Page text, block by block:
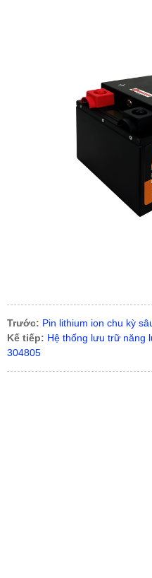
Trước: Pin lithium ion chu kỳ
Kế tiếp: Hệ thống lưu trữ năng
304805